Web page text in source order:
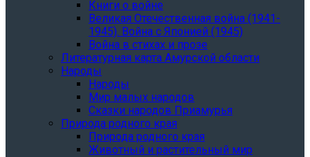
Книги о войне
Великая Отечественная война (1941-
1945). Война с Японией (1945)
Война в стихах и прозе
Литературная карта Амурской области
Народы
Народы
Мир малых народов
Сказки народов Приамурья
Природа родного края
Природа родного края
Животный и растительный мир